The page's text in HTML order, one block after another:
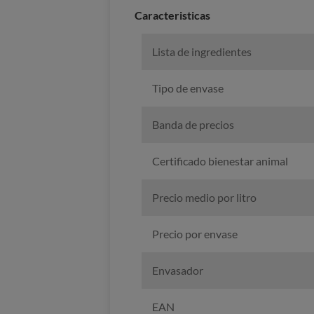
Caracteristicas
Lista de ingredientes
Tipo de envase
Banda de precios
Certificado bienestar animal
Precio medio por litro
Precio por envase
Envasador
EAN